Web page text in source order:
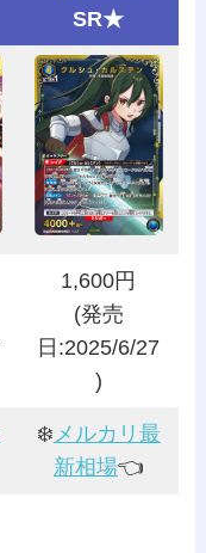
SR★
1,600円
(発売
日:2025/6/27
)
❄️メルカリ最
新相場👈️